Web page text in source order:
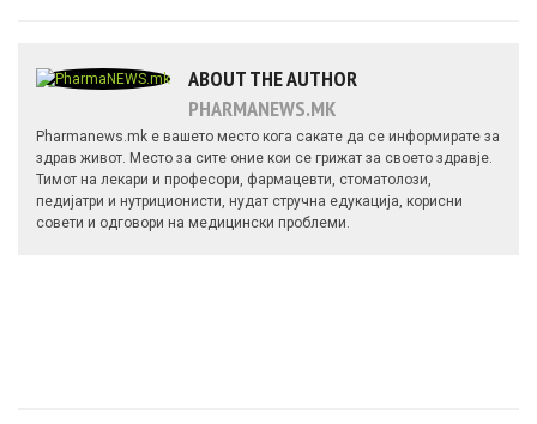
ABOUT THE AUTHOR
PHARMANEWS.MK
Pharmanews.mk е вашето место кога сакате да се информирате за
здрав живот. Место за сите оние кои се грижат за своето здравје.
Тимот на лекари и професори, фармацевти, стоматолози,
педијатри и нутриционисти, нудат стручна едукација, корисни
совети и одговори на медицински проблеми.